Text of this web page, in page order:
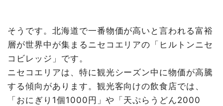
そうです。北海道で一番物価が高いと言われる富裕
層が世界中が集まるニセコエリアの「ヒルトンニセ
コビレッジ」です。
ニセコエリアは、特に観光シーズン中に物価が高騰
する傾向があります。観光客向けの飲食店では、
「おにぎり1個1000円」や「天ぷらうどん2000